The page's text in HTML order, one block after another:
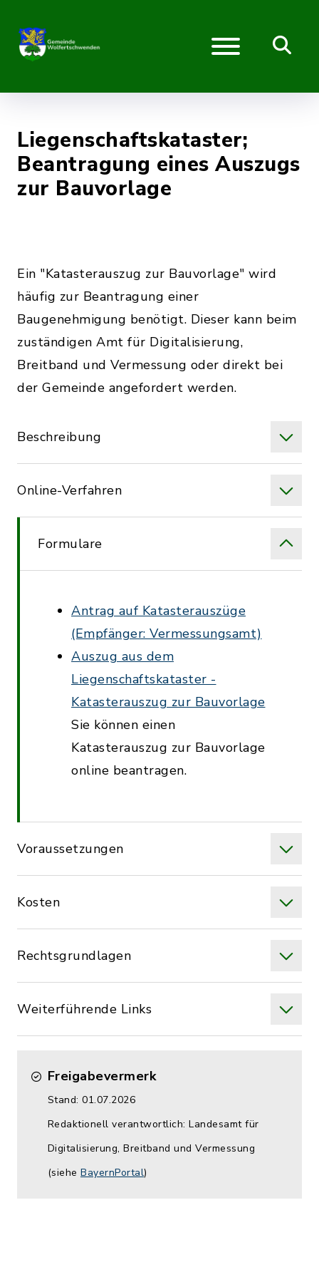
Liegenschaftskataster;
Beantragung eines Auszugs
zur Bauvorlage
Ein "Katasterauszug zur Bauvorlage" wird
häufig zur Beantragung einer
Baugenehmigung benötigt. Dieser kann beim
zuständigen Amt für Digitalisierung,
Breitband und Vermessung oder direkt bei
der Gemeinde angefordert werden.
Beschreibung
Online-Verfahren
Formulare
Antrag auf Katasterauszüge
(Empfänger: Vermessungsamt)
Auszug aus dem
Liegenschaftskataster -
Katasterauszug zur Bauvorlage
Sie können einen
Katasterauszug zur Bauvorlage
online beantragen.
Voraussetzungen
Kosten
Rechtsgrundlagen
Weiterführende Links
Freigabevermerk
Stand: 01.07.2026
Redaktionell verantwortlich: Landesamt für
Digitalisierung, Breitband und Vermessung
(siehe BayernPortal)